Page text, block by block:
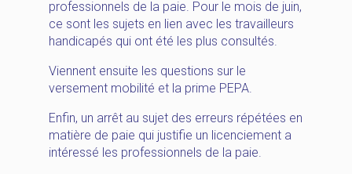
professionnels de la paie. Pour le mois de juin,
ce sont les sujets en lien avec les travailleurs
handicapés qui ont été les plus consultés.
Viennent ensuite les questions sur le
versement mobilité et la prime PEPA.
Enfin, un arrêt au sujet des erreurs répétées en
matière de paie qui justifie un licenciement a
intéressé les professionnels de la paie.